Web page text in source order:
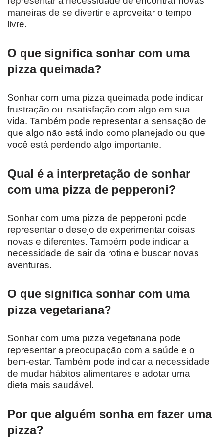
maneiras de se divertir e aproveitar o tempo
livre.
O que significa sonhar com uma
pizza queimada?
Sonhar com uma pizza queimada pode indicar
frustração ou insatisfação com algo em sua
vida. Também pode representar a sensação de
que algo não está indo como planejado ou que
você está perdendo algo importante.
Qual é a interpretação de sonhar
com uma pizza de pepperoni?
Sonhar com uma pizza de pepperoni pode
representar o desejo de experimentar coisas
novas e diferentes. Também pode indicar a
necessidade de sair da rotina e buscar novas
aventuras.
O que significa sonhar com uma
pizza vegetariana?
Sonhar com uma pizza vegetariana pode
representar a preocupação com a saúde e o
bem-estar. Também pode indicar a necessidade
de mudar hábitos alimentares e adotar uma
dieta mais saudável.
Por que alguém sonha em fazer uma
pizza?